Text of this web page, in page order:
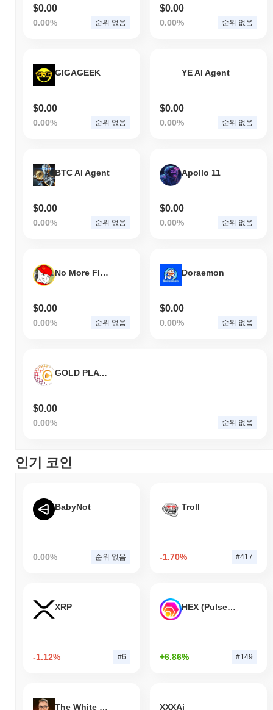
$0.00
0.00% 순위 없음
$0.00
0.00% 순위 없음
GIGAGEEK
$0.00
0.00% 순위 없음
YE AI Agent
$0.00
0.00% 순위 없음
BTC AI Agent
$0.00
0.00% 순위 없음
Apollo 11
$0.00
0.00% 순위 없음
No More Flipping Burgers
$0.00
0.00% 순위 없음
Doraemon
$0.00
0.00% 순위 없음
GOLD PLAY PRO
$0.00
0.00% 순위 없음
인기 코인
BabyNot
0.00% 순위 없음
Troll
-1.70% #417
XRP
-1.12% #6
HEX (Pulsechain)
+6.86% #149
The White Bull XXXAi